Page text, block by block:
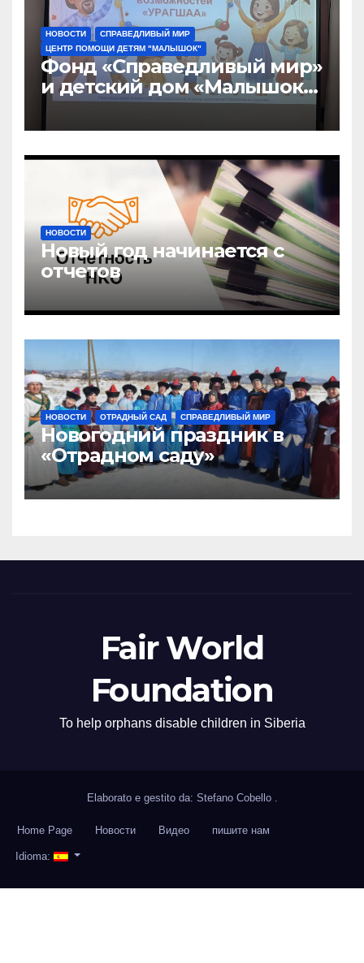
НОВОСТИ
СПРАВЕДЛИВЫЙ МИР
ЦЕНТР ПОМОЩИ ДЕТЯМ "МАЛЫШОК"
Фонд «Справедливый мир»
и детский дом «Малышок»
открыли центр новых
возможностей «УРАГШАА»
НОВОСТИ
Новый год начинается с
отчетов
НОВОСТИ ОТРАДНЫЙ САД СПРАВЕДЛИВЫЙ МИР
Новогодний праздник в
«Отрадном саду»
Fair World
Foundation
To help orphans disable children in Siberia
Elaborato e gestito da: Stefano Cobello
Home Page Новости Видео пишите нам
Idioma: